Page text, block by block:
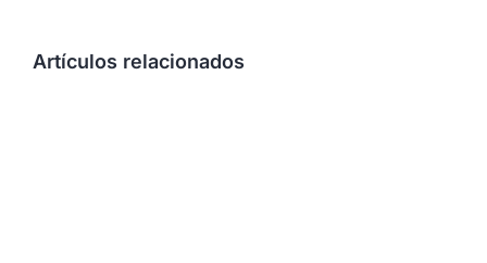
Artículos relacionados